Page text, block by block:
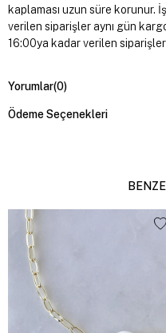
kaplaması uzun süre korunur.
verilen siparişler aynı gün
16:00ya kadar verilen
Yorumlar(0)
Ödeme Seçenekleri